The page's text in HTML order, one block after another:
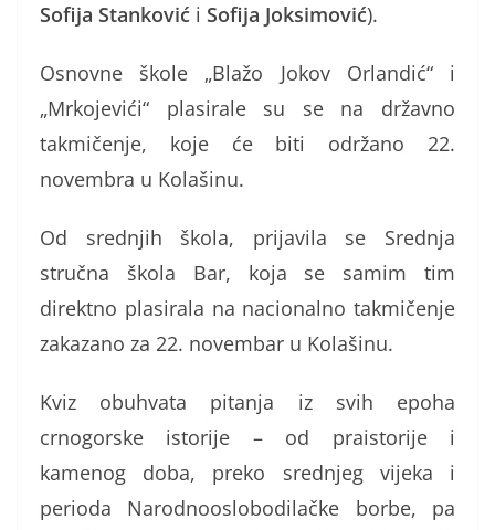
Sofija Stanković i Sofija Joksimović).
Osnovne škole „Blažo Jokov Orlandić“ i
„Mrkojevići“ plasirale su se na državno
takmičenje, koje će biti održano 22.
novembra u Kolašinu.
Od srednjih škola, prijavila se Srednja
stručna škola Bar, koja se samim tim
direktno plasirala na nacionalno takmičenje
zakazano za 22. novembar u Kolašinu.
Kviz obuhvata pitanja iz svih epoha
crnogorske istorije – od praistorije i
kamenog doba, preko srednjeg vijeka i
perioda Narodnooslobodilačke borbe, pa